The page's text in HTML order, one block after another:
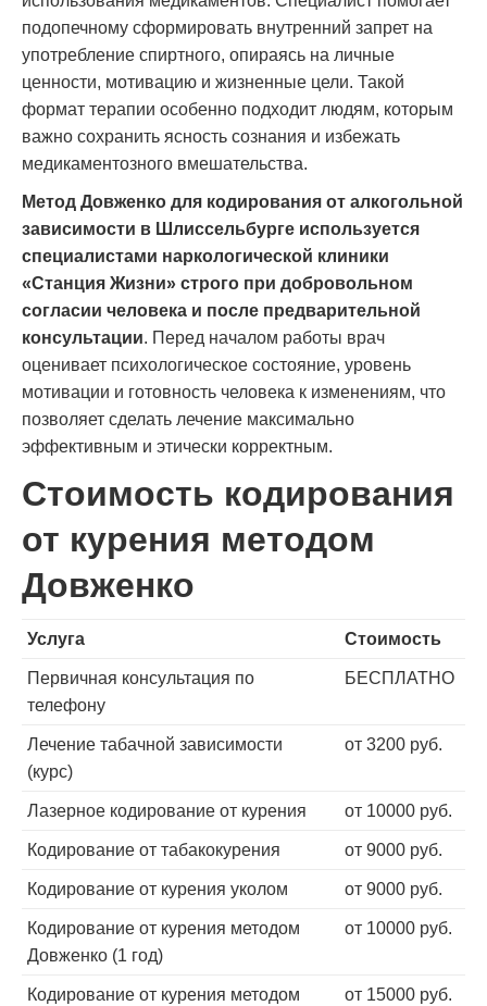
подопечному сформировать внутренний запрет на
употребление спиртного, опираясь на личные
ценности, мотивацию и жизненные цели. Такой
формат терапии особенно подходит людям, которым
важно сохранить ясность сознания и избежать
медикаментозного вмешательства.
Метод Довженко для кодирования от алкогольной
зависимости в Шлиссельбурге используется
специалистами наркологической клиники
«Станция Жизни» строго при добровольном
согласии человека и после предварительной
консультации. Перед началом работы врач
оценивает психологическое состояние, уровень
мотивации и готовность человека к изменениям, что
позволяет сделать лечение максимально
эффективным и этически корректным.
Стоимость кодирования
от курения методом
Довженко
Услуга Стоимость
Первичная консультация по
телефону
БЕСПЛАТНО
Лечение табачной зависимости
(курс)
от 3200 руб.
Лазерное кодирование от курения от 10000 руб.
Кодирование от табакокурения от 9000 руб.
Кодирование от курения уколом от 9000 руб.
Кодирование от курения методом
Довженко (1 год)
от 10000 руб.
Кодирование от курения методом
от 15000 руб.